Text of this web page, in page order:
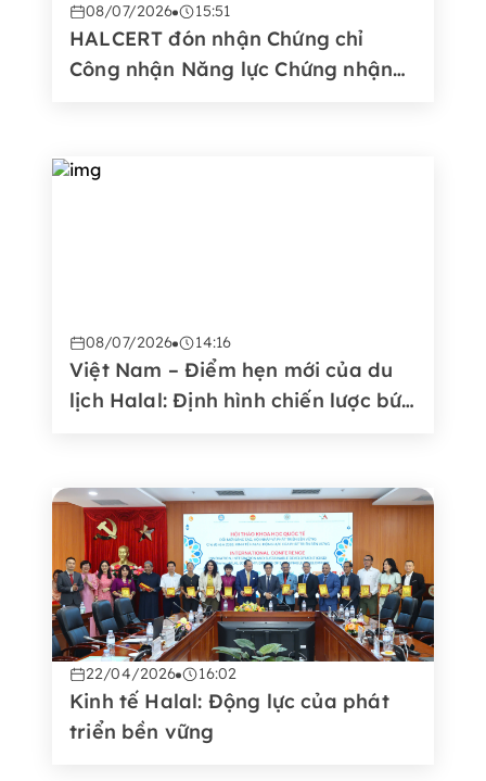
08/07/2026 15:51
HALCERT đón nhận Chứng chỉ
Công nhận Năng lực Chứng nhận
08/07/2026 14:16
Việt Nam – Điểm hẹn mới của du
lịch Halal: Định hình chiến lược bứt
22/04/2026 16:02
Kinh tế Halal: Động lực của phát
triển bền vững